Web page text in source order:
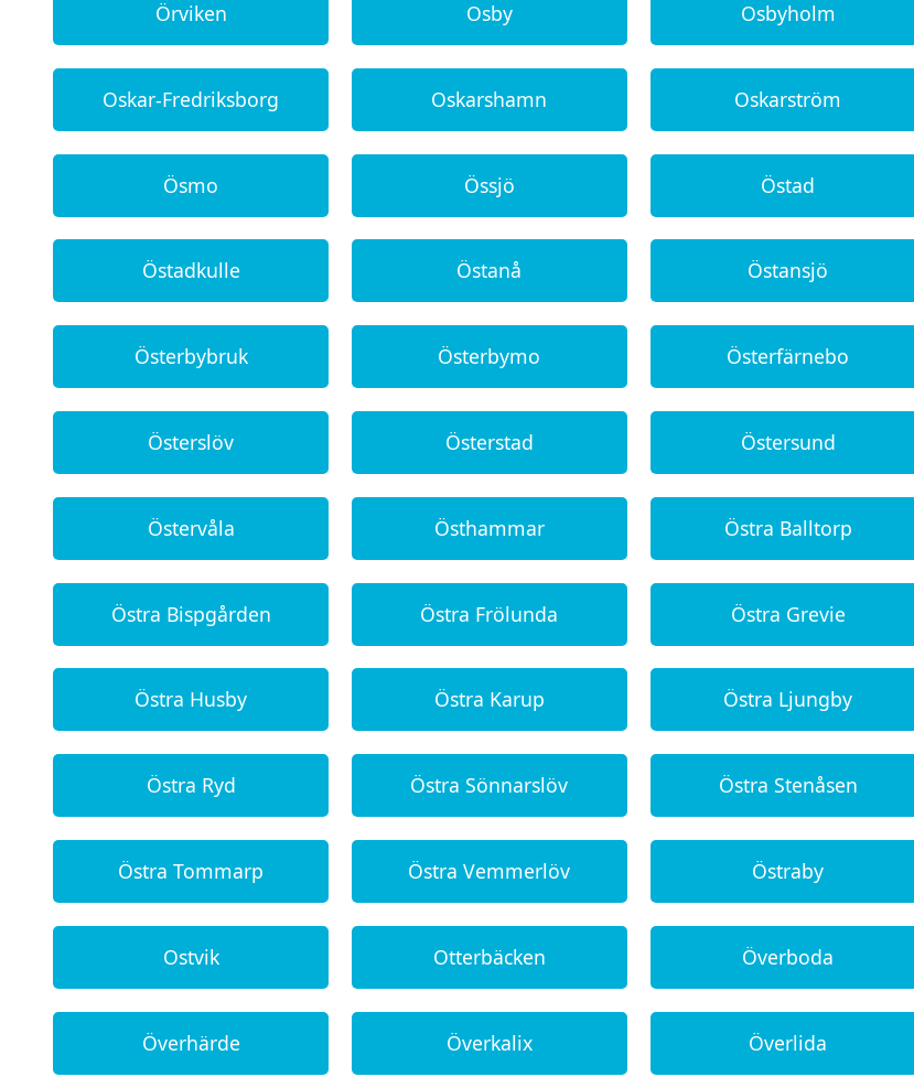
Örviken Osby Osbyholm
Oskar-Fredriksborg Oskarshamn Oskarström
Ösmo Össjö Östad
Östadkulle Östanå Östansjö
Österbybruk Österbymo Österfärnebo
Österslöv Österstad Östersund
Östervåla Östhammar Östra Balltorp
Östra Bispgården Östra Frölunda Östra Grevie
Östra Husby Östra Karup Östra Ljungby
Östra Ryd Östra Sönnarslöv Östra Stenåsen
Östra Tommarp Östra Vemmerlöv Östraby
Ostvik Otterbäcken Överboda
Överhärde Överkalix Överlida